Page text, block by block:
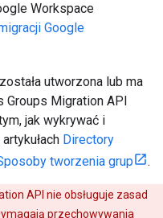
Workspace
Google
utworzona lub ma
Migration API
jak wykrywać i
Directory
tworzenia grup .
API nie obsługuje zasad
przechowywania